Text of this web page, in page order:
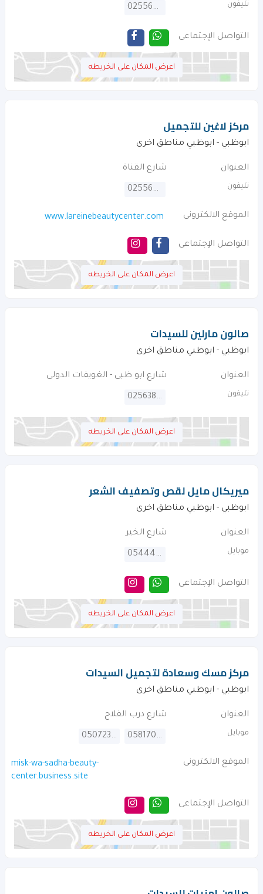
تليفون 025566782
التواصل الإجتماعى
اعرض المكان على الخريطه
مركز لاغين للتجميل
ابوظبي - ابوظبي مناطق اخرى
العنوان شارع القناة
تليفون 025560551
الموقع الالكترونى www.lareinebeautycenter.com
التواصل الإجتماعى
اعرض المكان على الخريطه
صالون مارلين للسيدات
ابوظبي - ابوظبي مناطق اخرى
العنوان شارع ابو ظبى - الغويفات الدولى
تليفون 025638943
اعرض المكان على الخريطه
ميريكال مايل لقص وتصفيف الشعر
ابوظبي - ابوظبي مناطق اخرى
العنوان شارع الخير
موبايل 0544409995
التواصل الإجتماعى
اعرض المكان على الخريطه
مركز مسك وسعادة لتجميل السيدات
ابوظبي - ابوظبي مناطق اخرى
العنوان شارع درب الفلاح
موبايل 0581708211
0507236638
الموقع الالكترونى
misk-wa-sadha-beauty-
center.business.site
التواصل الإجتماعى
اعرض المكان على الخريطه